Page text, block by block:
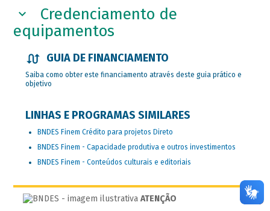
Credenciamento de
equipamentos
GUIA DE FINANCIAMENTO
Saiba como obter este financiamento através deste guia prático e
objetivo
LINHAS E PROGRAMAS SIMILARES
BNDES Finem Crédito para projetos Direto
BNDES Finem - Capacidade produtiva e outros investimentos
BNDES Finem - Conteúdos culturais e editoriais
ATENÇÃO